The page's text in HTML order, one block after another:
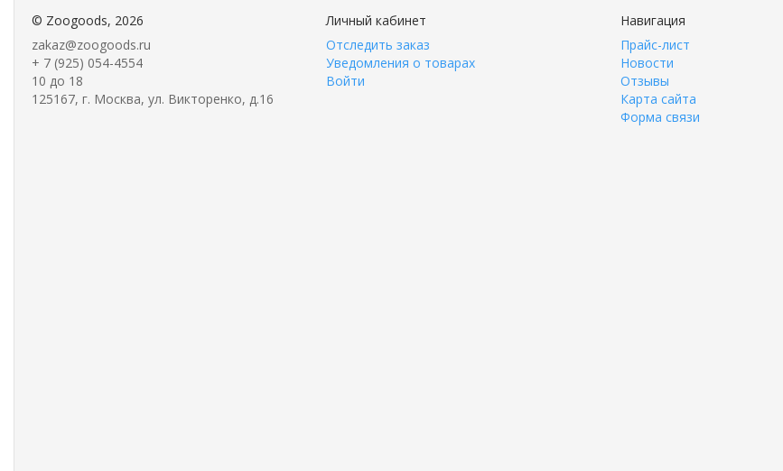
© Zoogoods, 2026
zakaz@zoogoods.ru
+ 7 (925) 054-4554
10 до 18
125167, г. Москва, ул. Викторенко, д.16
Личный кабинет
Отследить заказ
Уведомления о товарах
Войти
Навигация
Прайс-лист
Новости
Отзывы
Карта сайта
Форма связи